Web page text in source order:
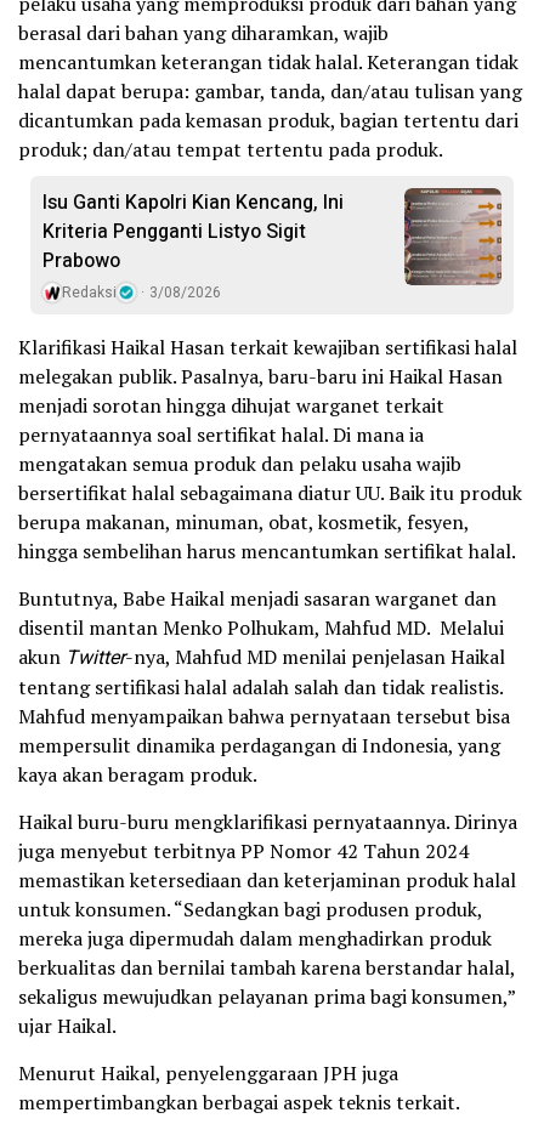
berasal dari bahan yang diharamkan, wajib
mencantumkan keterangan tidak halal. Keterangan tidak
halal dapat berupa: gambar, tanda, dan/atau tulisan yang
dicantumkan pada kemasan produk, bagian tertentu dari
produk; dan/atau tempat tertentu pada produk.
Isu Ganti Kapolri Kian Kencang, Ini
Kriteria Pengganti Listyo Sigit
Prabowo
Redaksi 3/08/2026
Klarifikasi Haikal Hasan terkait kewajiban sertifikasi halal
melegakan publik. Pasalnya, baru-baru ini Haikal Hasan
menjadi sorotan hingga dihujat warganet terkait
pernyataannya soal sertifikat halal. Di mana ia
mengatakan semua produk dan pelaku usaha wajib
bersertifikat halal sebagaimana diatur UU. Baik itu produk
berupa makanan, minuman, obat, kosmetik, fesyen,
hingga sembelihan harus mencantumkan sertifikat halal.
Buntutnya, Babe Haikal menjadi sasaran warganet dan
disentil mantan Menko Polhukam, Mahfud MD. Melalui
akun Twitter-nya, Mahfud MD menilai penjelasan Haikal
tentang sertifikasi halal adalah salah dan tidak realistis.
Mahfud menyampaikan bahwa pernyataan tersebut bisa
mempersulit dinamika perdagangan di Indonesia, yang
kaya akan beragam produk.
Haikal buru-buru mengklarifikasi pernyataannya. Dirinya
juga menyebut terbitnya PP Nomor 42 Tahun 2024
memastikan ketersediaan dan keterjaminan produk halal
untuk konsumen. “Sedangkan bagi produsen produk,
mereka juga dipermudah dalam menghadirkan produk
berkualitas dan bernilai tambah karena berstandar halal,
sekaligus mewujudkan pelayanan prima bagi konsumen,”
ujar Haikal.
Menurut Haikal, penyelenggaraan JPH juga
mempertimbangkan berbagai aspek teknis terkait.